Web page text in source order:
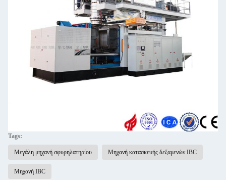
Tags:
Μεγάλη μηχανή σφυρηλατηρίου Μηχανή κατασκευής δεξαμενών IBC
Μηχανή IBC